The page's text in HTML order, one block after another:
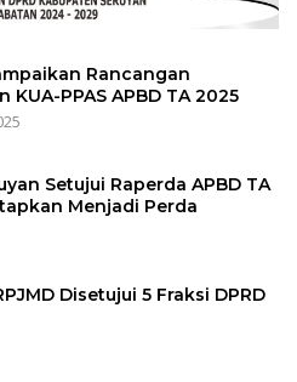
Rancangan
KUA-PPAS APBD TA 2025
Setujui Raperda APBD TA
Menjadi Perda
Disetujui 5 Fraksi DPRD